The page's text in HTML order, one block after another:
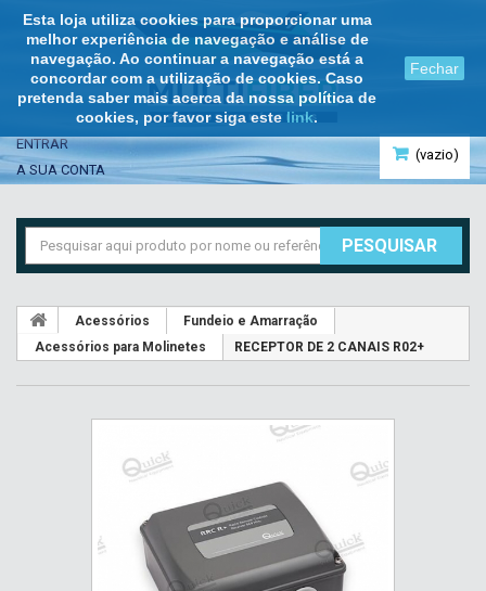
Esta loja utiliza cookies para proporcionar uma
melhor experiência de navegação e análise de
navegação. Ao continuar a navegação está a
concordar com a utilização de cookies. Caso
pretenda saber mais acerca da nossa política de
cookies, por favor siga este link.
Fechar
(vazio)
ENTRAR
A SUA CONTA
PESQUISAR
Acessórios
Fundeio e Amarração
Acessórios para Molinetes
RECEPTOR DE 2 CANAIS R02+